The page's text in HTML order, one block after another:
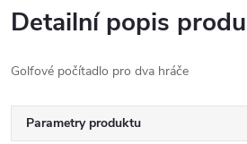
Detailní popis
Golfové počítadlo pro dva hráče
Parametry produktu